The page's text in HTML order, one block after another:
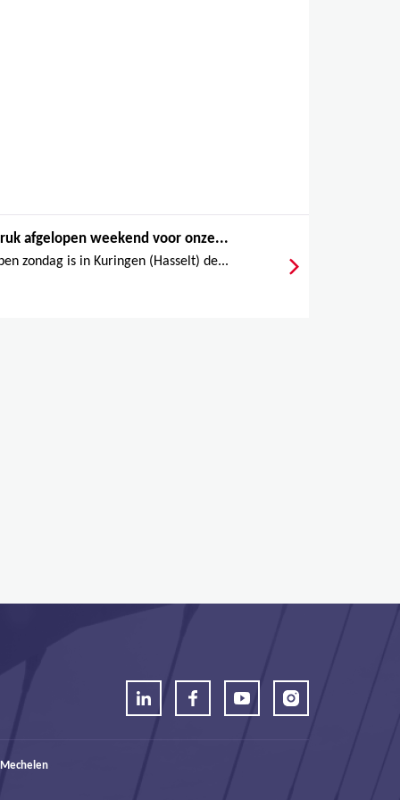
afgelopen weekend voor onze...
zondag is in Kuringen (Hasselt) de...